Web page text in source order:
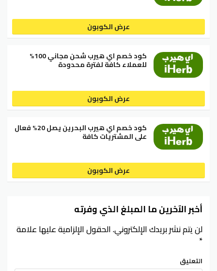
عرض الكوبون
كود خصم اي هيرب شحن مجاني 100%
للعملاء كافة لفترة محدودة
عرض الكوبون
كود خصم اي هيرب البحرين يصل 20% فعال
على المشتريات كافة
عرض الكوبون
أخبر الآخرين ما المبلغ الذي وفرته
لن يتم نشر بريدك الإلكتروني.الحقول الإلزامية عليها علامة
*
التعليق